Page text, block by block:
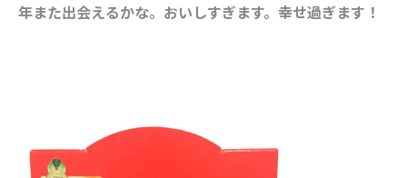
年また出会えるかな。おいしすぎます。幸せ過ぎます！